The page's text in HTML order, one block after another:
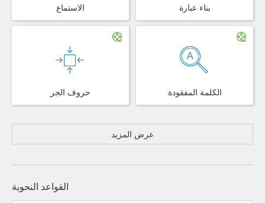
الاستماع بناء عبارة
حروف الجر الكلمة المفقودة
عرض المزيد
القواعد النحوية